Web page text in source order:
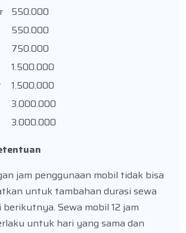
550.000
550.000
750.000
1.500.000
1.500.000
3.000.000
3.000.000
jam penggunaan mobil tidak bisa
untuk tambahan durasi sewa
berikutnya. Sewa mobil 12 jam
untuk hari yang sama dan